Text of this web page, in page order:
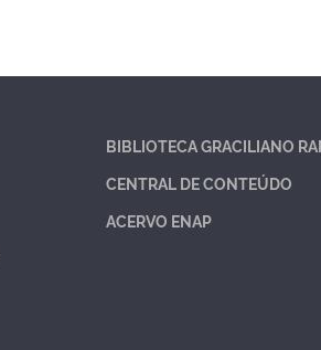
BIBLIOTECA GRACILIANO
CENTRAL DE CONTEÚDO
ACERVO ENAP